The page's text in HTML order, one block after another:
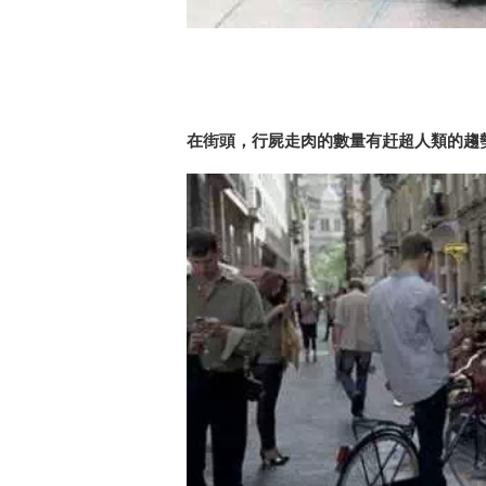
在街頭，行屍走肉的數量有赶超人類的趨